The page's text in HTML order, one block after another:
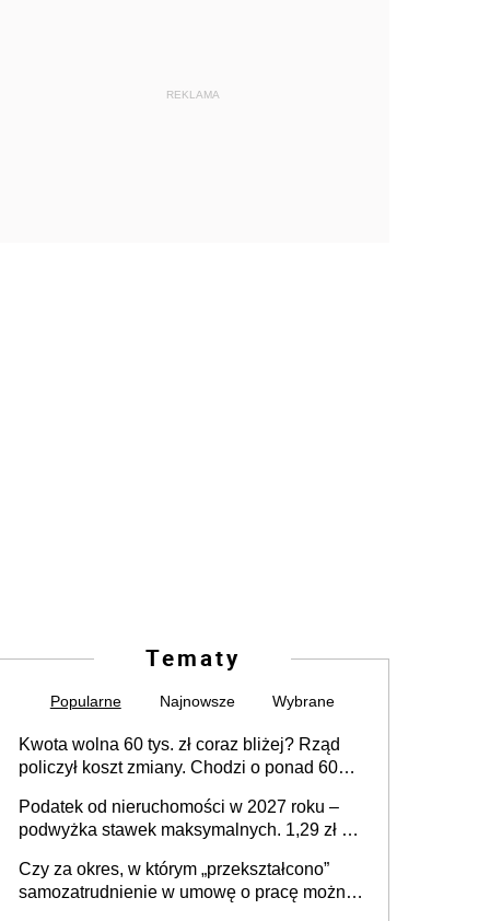
REKLAMA
Tematy
Popularne Najnowsze Wybrane
Kwota wolna 60 tys. zł coraz bliżej? Rząd
policzył koszt zmiany. Chodzi o ponad 60
Podatek od nieruchomości w 2027 roku –
podwyżka stawek maksymalnych. 1,29 zł za
budynków i lokali związanych z
prowadzeniem działalności gospodarczej
Czy za okres, w którym „przekształcono”
samozatrudnienie w umowę o pracę można